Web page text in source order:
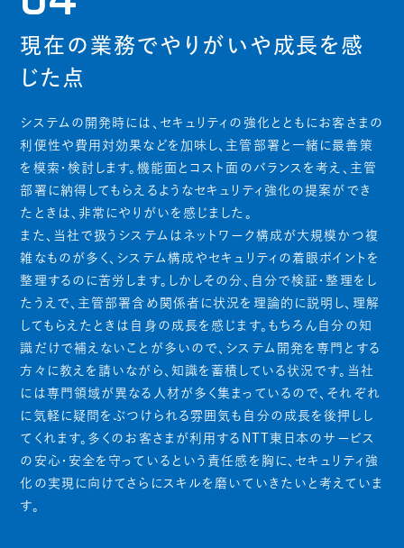
現在の業務でやりがいや成長を感
じた点
システムの開発時には、セキュリティの強化とともにお客さまの
利便性や費用対効果などを加味し、主管部署と一緒に最善策
を模索・検討します。機能面とコスト面のバランスを考え、主管
部署に納得してもらえるようなセキュリティ強化の提案ができ
たときは、非常にやりがいを感じました。
また、当社で扱うシステムはネットワーク構成が大規模かつ複
雑なものが多く、システム構成やセキュリティの着眼ポイントを
整理するのに苦労します。しかしその分、自分で検証・整理をし
たうえで、主管部署含め関係者に状況を理論的に説明し、理解
してもらえたときは自身の成長を感じます。もちろん自分の知
識だけで補えないことが多いので、システム開発を専門とする
方々に教えを請いながら、知識を蓄積している状況です。当社
には専門領域が異なる人材が多く集まっているので、それぞれ
に気軽に疑問をぶつけられる雰囲気も自分の成長を後押しし
てくれます。多くのお客さまが利用するNTT東日本のサービス
の安心・安全を守っているという責任感を胸に、セキュリティ強
化の実現に向けてさらにスキルを磨いていきたいと考えていま
す。